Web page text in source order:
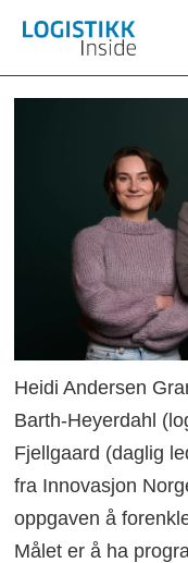
Heidi Andersen
Barth-Heyerdahl
Fjellgaard (daglig
fra Innovasjon
oppgaven å
Målet er å ha